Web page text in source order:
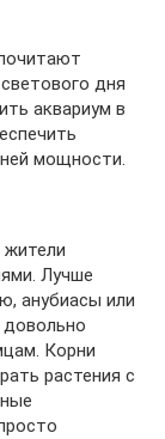
дня
аквариум в
мощности.
жители
Лучше
анубиасы или
довольно
Корни
растения с